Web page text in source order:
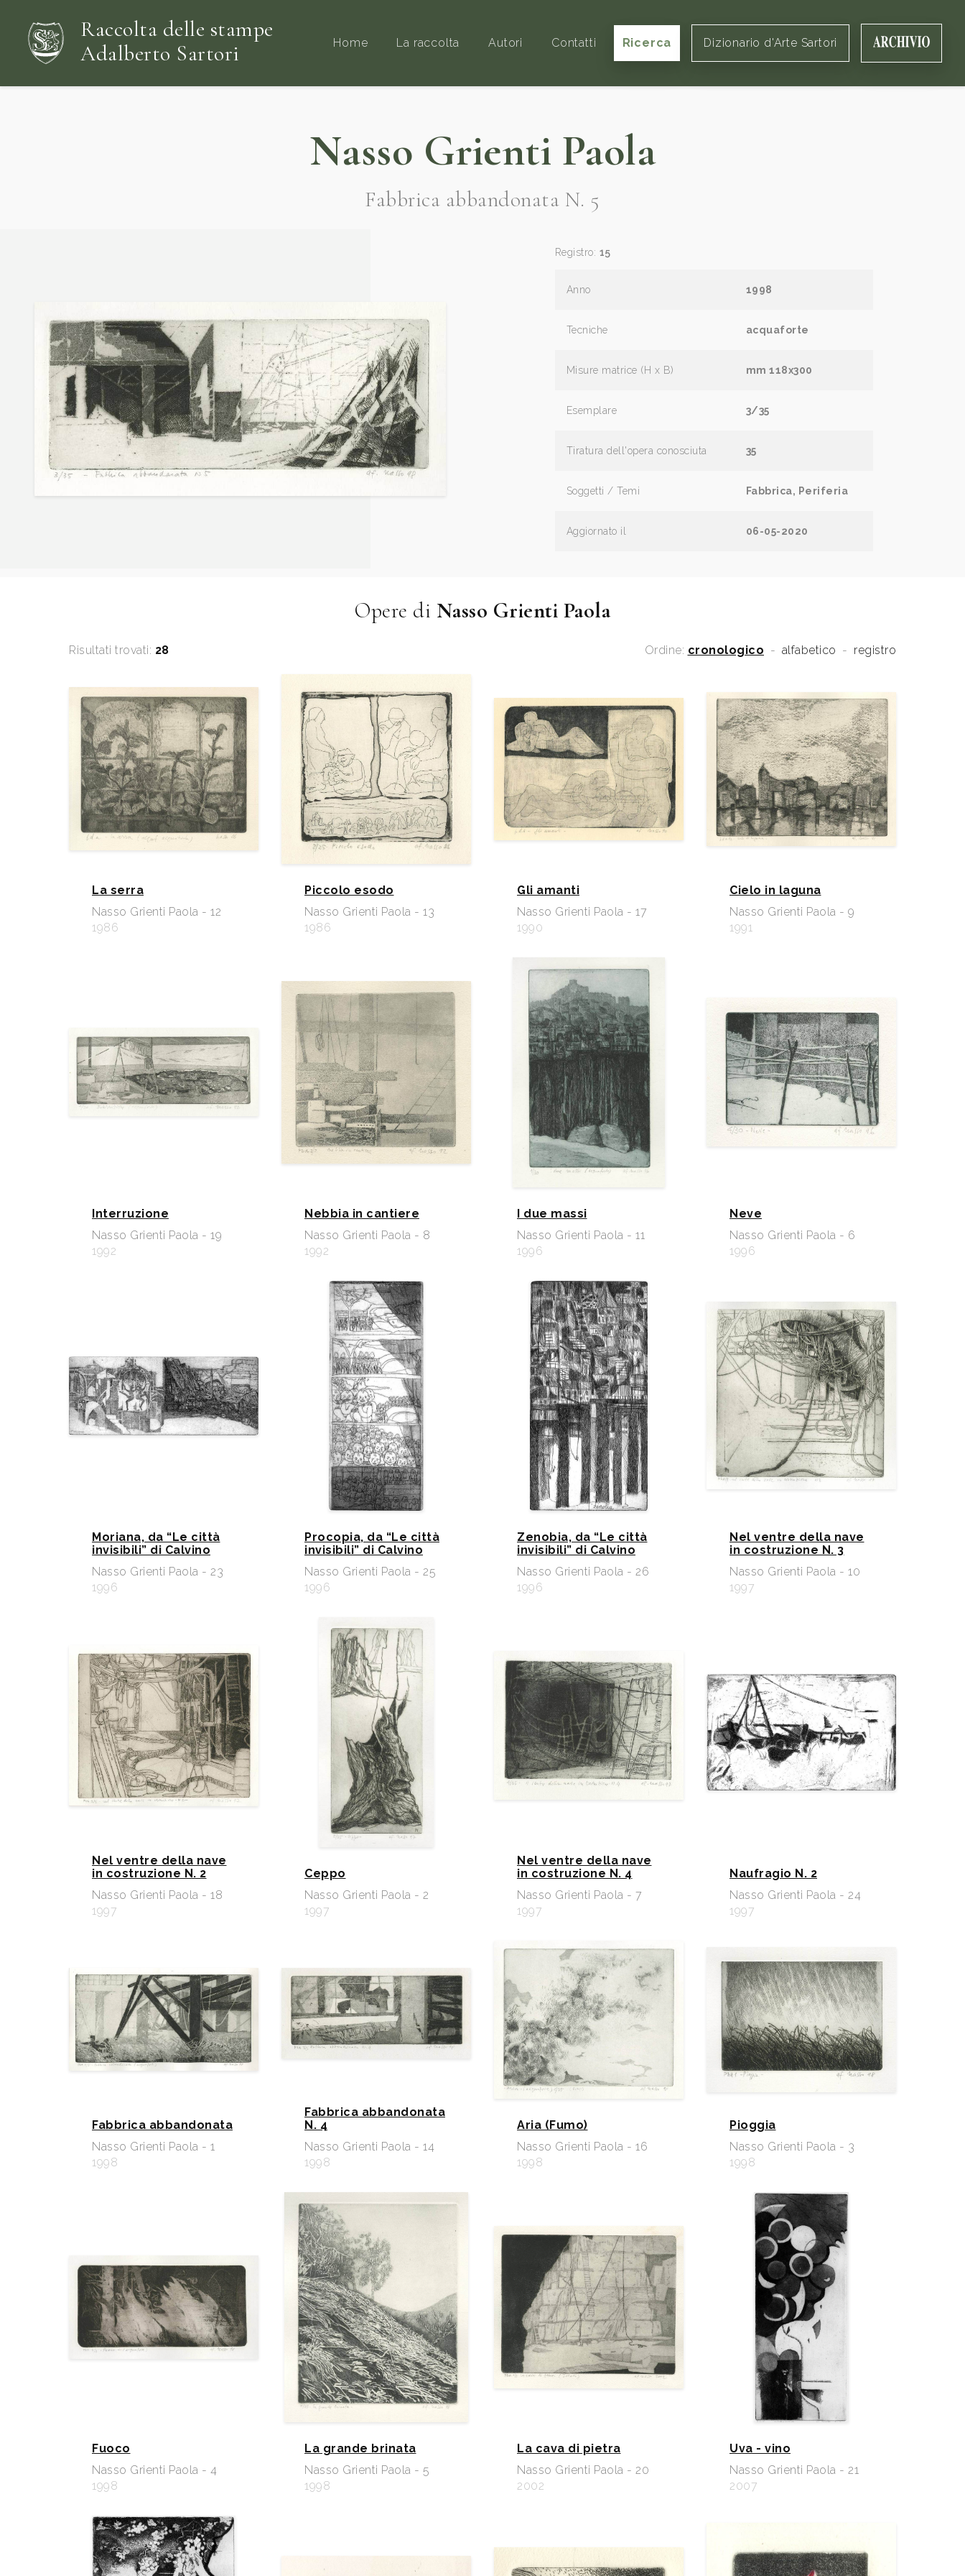
Raccolta delle stampe
Adalberto Sartori
Home La raccolta Autori Contatti Ricerca Dizionario d'Arte Sartori
Nasso Grienti Paola
Fabbrica abbandonata N. 5
Registro: 15
Anno 1998
Tecniche acquaforte
Misure matrice (H x B) mm 118x300
Esemplare 3/35
Tiratura dell'opera conosciuta 35
Soggetti / Temi Fabbrica, Periferia
Aggiornato il 06-05-2020
Opere di Nasso Grienti Paola
Risultati trovati: 28 Ordine: cronologico - alfabetico - registro
La serra
Nasso Grienti Paola - 12
1986
Piccolo esodo
Nasso Grienti Paola - 13
1986
Gli amanti
Nasso Grienti Paola - 17
1990
Cielo in laguna
Nasso Grienti Paola - 9
1991
Interruzione
Nasso Grienti Paola - 19
1992
Nebbia in cantiere
Nasso Grienti Paola - 8
1992
I due massi
Nasso Grienti Paola - 11
1996
Neve
Nasso Grienti Paola - 6
1996
Moriana, da “Le città
invisibili” di Calvino
Nasso Grienti Paola - 23
1996
Procopia, da “Le città
invisibili” di Calvino
Nasso Grienti Paola - 25
1996
Zenobia, da “Le città
invisibili” di Calvino
Nasso Grienti Paola - 26
1996
Nel ventre della nave
in costruzione N. 3
Nasso Grienti Paola - 10
1997
Nel ventre della nave
in costruzione N. 2
Nasso Grienti Paola - 18
1997
Ceppo
Nasso Grienti Paola - 2
1997
Nel ventre della nave
in costruzione N. 4
Nasso Grienti Paola - 7
1997
Naufragio N. 2
Nasso Grienti Paola - 24
1997
Fabbrica abbandonata
Nasso Grienti Paola - 1
1998
Fabbrica abbandonata
N. 4
Nasso Grienti Paola - 14
1998
Aria (Fumo)
Nasso Grienti Paola - 16
1998
Pioggia
Nasso Grienti Paola - 3
1998
Fuoco
Nasso Grienti Paola - 4
1998
La grande brinata
Nasso Grienti Paola - 5
1998
La cava di pietra
Nasso Grienti Paola - 20
2002
Uva - vino
Nasso Grienti Paola - 21
2007